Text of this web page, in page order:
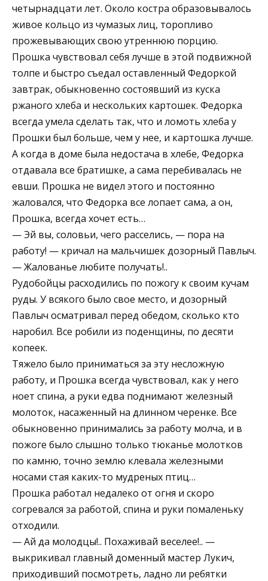
четырнадцати лет. Около костра образовывалось
живое кольцо из чумазых лиц, торопливо
прожевывающих свою утреннюю порцию.
Прошка чувствовал себя лучше в этой подвижной
толпе и быстро съедал оставленный Федоркой
завтрак, обыкновенно состоявший из куска
ржаного хлеба и нескольких картошек. Федорка
всегда умела сделать так, что и ломоть хлеба у
Прошки был больше, чем у нее, и картошка лучше.
А когда в доме была недостача в хлебе, Федорка
отдавала все братишке, а сама перебивалась не
евши. Прошка не видел этого и постоянно
жаловался, что Федорка все лопает сама, а он,
Прошка, всегда хочет есть…
— Эй вы, соловьи, чего расселись, — пора на
работу! — кричал на мальчишек дозорный Павлыч.
— Жалованье любите получать!..
Рудобойцы расходились по пожогу к своим кучам
руды. У всякого было свое место, и дозорный
Павлыч осматривал перед обедом, сколько кто
наробил. Все робили из поденщины, по десяти
копеек.
Тяжело было приниматься за эту несложную
работу, и Прошка всегда чувствовал, как у него
ноет спина, а руки едва поднимают железный
молоток, насаженный на длинном черенке. Все
обыкновенно принимались за работу молча, и в
пожоге было слышно только тюканье молотков
по камню, точно землю клевала железными
носами стая каких-то мудреных птиц…
Прошка работал недалеко от огня и скоро
согревался за работой, спина и руки помаленьку
отходили.
— Ай да молодцы!.. Похаживай веселее!.. —
выкрикивал главный доменный мастер Лукич,
приходивший посмотреть, ладно ли ребятки